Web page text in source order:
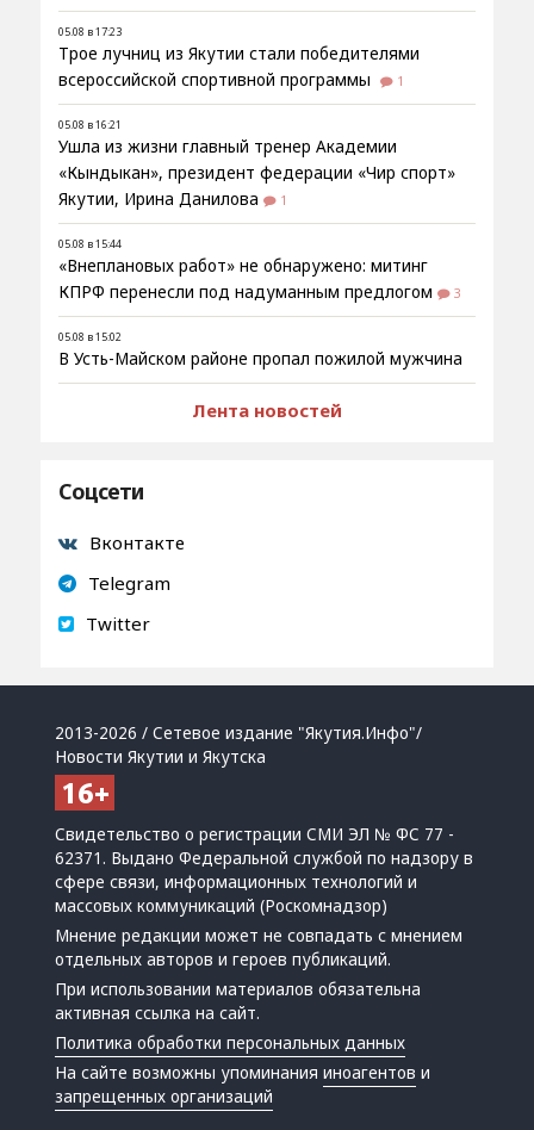
05.08 в 17:23
Трое лучниц из Якутии стали победителями
всероссийской спортивной программы
1
05.08 в 16:21
Ушла из жизни главный тренер Академии
«Кындыкан», президент федерации «Чир спорт»
Якутии, Ирина Данилова
1
05.08 в 15:44
«Внеплановых работ» не обнаружено: митинг
КПРФ перенесли под надуманным предлогом
3
05.08 в 15:02
В Усть-Майском районе пропал пожилой мужчина
Лента новостей
Соцсети
Вконтакте
Telegram
Twitter
2013-2026 / Сетевое издание "Якутия.Инфо"/
Новости Якутии и Якутска
Свидетельство о регистрации СМИ ЭЛ № ФС 77 -
62371. Выдано Федеральной службой по надзору в
сфере связи, информационных технологий и
массовых коммуникаций (Роскомнадзор)
Мнение редакции может не совпадать с мнением
отдельных авторов и героев публикаций.
При использовании материалов обязательна
активная ссылка на сайт.
Политика обработки персональных данных
На сайте возможны упоминанияиноагентов и
запрещенных организаций